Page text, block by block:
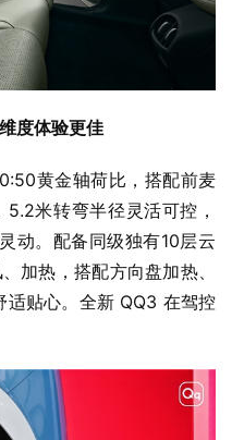
度体验更佳
黄金轴荷比，搭配前麦
米转弯半径灵活可控，
动。配备同级独有10层云
加热，搭配方向盘加热、
适贴心。全新 QQ3 在驾控